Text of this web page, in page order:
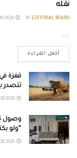
نقله
BY EDITORIAL BOARD
...
أكمل القراءة
تتصدر
“ولو